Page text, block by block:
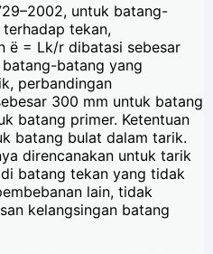
untuk batang-
tekan,
ë = Lk/r dibatasi sebesar
batang yang
perbandingan
300 mm untuk batang
batang primer. Ketentuan
batang bulat dalam tarik.
direncanakan untuk tarik
batang tekan yang tidak
lain, tidak
kelangsingan batang